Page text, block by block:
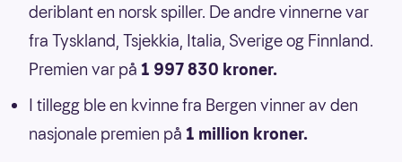
deriblant en norsk spiller. De andre vinnerne var
fra Tyskland, Tsjekkia, Italia, Sverige og Finnland.
Premien var på 1 997 830 kroner.
I tillegg ble en kvinne fra Bergen vinner av den
nasjonale premien på 1 million kroner.